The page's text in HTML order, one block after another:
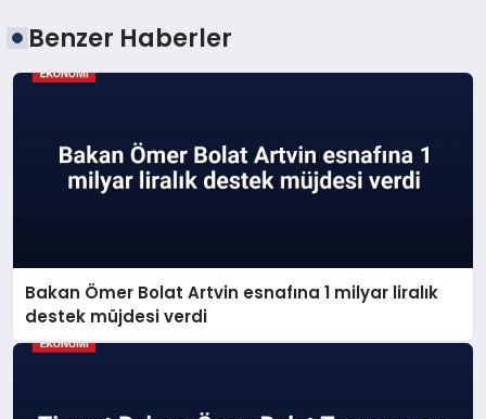
Benzer Haberler
Bakan Ömer Bolat Artvin esnafına 1 milyar liralık
destek müjdesi verdi